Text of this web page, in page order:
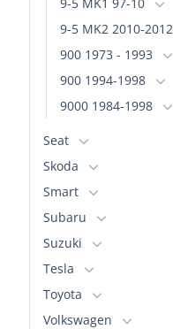
9-5 MK2 2010-2012
900 1973 - 1993
900 1994-1998
9000 1984-1998
Seat
Skoda
Smart
Subaru
Suzuki
Tesla
Toyota
Volkswagen
pueden
en
la
página